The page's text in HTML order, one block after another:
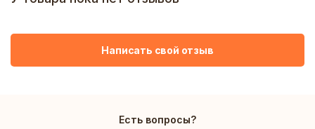
Написать свой отзыв
Есть вопросы?